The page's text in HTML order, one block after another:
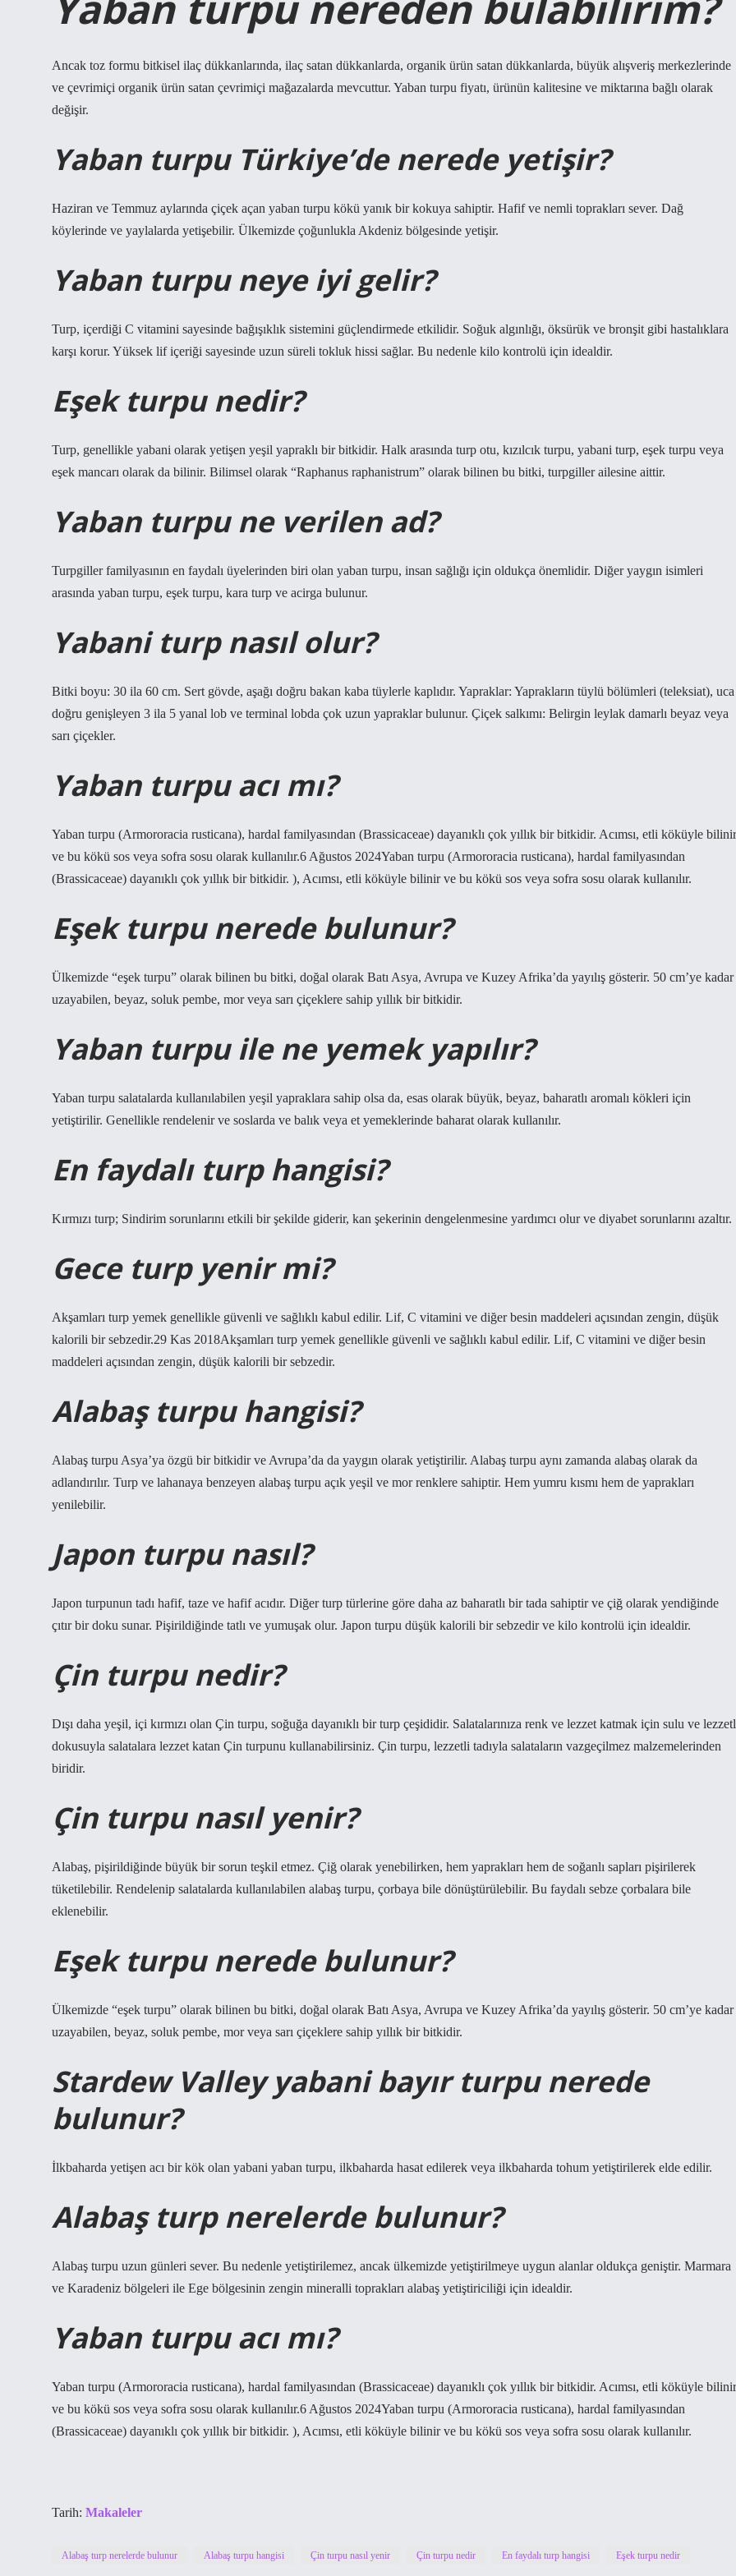
Ancak toz formu bitkisel ilaç dükkanlarında, ilaç satan dükkanlarda, organik ürün satan dükkanlarda, büyük alışveriş merkezlerinde
ve çevrimiçi organik ürün satan çevrimiçi mağazalarda mevcuttur. Yaban turpu fiyatı, ürünün kalitesine ve miktarına bağlı olarak
değişir.
Yaban turpu Türkiye’de nerede yetişir?
Haziran ve Temmuz aylarında çiçek açan yaban turpu kökü yanık bir kokuya sahiptir. Hafif ve nemli toprakları sever. Dağ
köylerinde ve yaylalarda yetişebilir. Ülkemizde çoğunlukla Akdeniz bölgesinde yetişir.
Yaban turpu neye iyi gelir?
Turp, içerdiği C vitamini sayesinde bağışıklık sistemini güçlendirmede etkilidir. Soğuk algınlığı, öksürük ve bronşit gibi hastalıklara
karşı korur. Yüksek lif içeriği sayesinde uzun süreli tokluk hissi sağlar. Bu nedenle kilo kontrolü için idealdir.
Eşek turpu nedir?
Turp, genellikle yabani olarak yetişen yeşil yapraklı bir bitkidir. Halk arasında turp otu, kızılcık turpu, yabani turp, eşek turpu veya
eşek mancarı olarak da bilinir. Bilimsel olarak “Raphanus raphanistrum” olarak bilinen bu bitki, turpgiller ailesine aittir.
Yaban turpu ne verilen ad?
Turpgiller familyasının en faydalı üyelerinden biri olan yaban turpu, insan sağlığı için oldukça önemlidir. Diğer yaygın isimleri
arasında yaban turpu, eşek turpu, kara turp ve acirga bulunur.
Yabani turp nasıl olur?
Bitki boyu: 30 ila 60 cm. Sert gövde, aşağı doğru bakan kaba tüylerle kaplıdır. Yapraklar: Yaprakların tüylü bölümleri (teleksiat), uca
doğru genişleyen 3 ila 5 yanal lob ve terminal lobda çok uzun yapraklar bulunur. Çiçek salkımı: Belirgin leylak damarlı beyaz veya
sarı çiçekler.
Yaban turpu acı mı?
Yaban turpu (Armororacia rusticana), hardal familyasından (Brassicaceae) dayanıklı çok yıllık bir bitkidir. Acımsı, etli köküyle bilinir
ve bu kökü sos veya sofra sosu olarak kullanılır.6 Ağustos 2024Yaban turpu (Armororacia rusticana), hardal familyasından
(Brassicaceae) dayanıklı çok yıllık bir bitkidir. ), Acımsı, etli köküyle bilinir ve bu kökü sos veya sofra sosu olarak kullanılır.
Eşek turpu nerede bulunur?
Ülkemizde “eşek turpu” olarak bilinen bu bitki, doğal olarak Batı Asya, Avrupa ve Kuzey Afrika’da yayılış gösterir. 50 cm’ye kadar
uzayabilen, beyaz, soluk pembe, mor veya sarı çiçeklere sahip yıllık bir bitkidir.
Yaban turpu ile ne yemek yapılır?
Yaban turpu salatalarda kullanılabilen yeşil yapraklara sahip olsa da, esas olarak büyük, beyaz, baharatlı aromalı kökleri için
yetiştirilir. Genellikle rendelenir ve soslarda ve balık veya et yemeklerinde baharat olarak kullanılır.
En faydalı turp hangisi?
Kırmızı turp; Sindirim sorunlarını etkili bir şekilde giderir, kan şekerinin dengelenmesine yardımcı olur ve diyabet sorunlarını azaltır.
Gece turp yenir mi?
Akşamları turp yemek genellikle güvenli ve sağlıklı kabul edilir. Lif, C vitamini ve diğer besin maddeleri açısından zengin, düşük
kalorili bir sebzedir.29 Kas 2018Akşamları turp yemek genellikle güvenli ve sağlıklı kabul edilir. Lif, C vitamini ve diğer besin
maddeleri açısından zengin, düşük kalorili bir sebzedir.
Alabaş turpu hangisi?
Alabaş turpu Asya’ya özgü bir bitkidir ve Avrupa’da da yaygın olarak yetiştirilir. Alabaş turpu aynı zamanda alabaş olarak da
adlandırılır. Turp ve lahanaya benzeyen alabaş turpu açık yeşil ve mor renklere sahiptir. Hem yumru kısmı hem de yaprakları
yenilebilir.
Japon turpu nasıl?
Japon turpunun tadı hafif, taze ve hafif acıdır. Diğer turp türlerine göre daha az baharatlı bir tada sahiptir ve çiğ olarak yendiğinde
çıtır bir doku sunar. Pişirildiğinde tatlı ve yumuşak olur. Japon turpu düşük kalorili bir sebzedir ve kilo kontrolü için idealdir.
Çin turpu nedir?
Dışı daha yeşil, içi kırmızı olan Çin turpu, soğuğa dayanıklı bir turp çeşididir. Salatalarınıza renk ve lezzet katmak için sulu ve
dokusuyla salatalara lezzet katan Çin turpunu kullanabilirsiniz. Çin turpu, lezzetli tadıyla salataların vazgeçilmez malzemelerinden
biridir.
Çin turpu nasıl yenir?
Alabaş, pişirildiğinde büyük bir sorun teşkil etmez. Çiğ olarak yenebilirken, hem yaprakları hem de soğanlı sapları pişirilerek
tüketilebilir. Rendelenip salatalarda kullanılabilen alabaş turpu, çorbaya bile dönüştürülebilir. Bu faydalı sebze çorbalara bile
eklenebilir.
Eşek turpu nerede bulunur?
Ülkemizde “eşek turpu” olarak bilinen bu bitki, doğal olarak Batı Asya, Avrupa ve Kuzey Afrika’da yayılış gösterir. 50 cm’ye kadar
uzayabilen, beyaz, soluk pembe, mor veya sarı çiçeklere sahip yıllık bir bitkidir.
Stardew Valley yabani bayır turpu nerede
bulunur?
İlkbaharda yetişen acı bir kök olan yabani yaban turpu, ilkbaharda hasat edilerek veya ilkbaharda tohum yetiştirilerek elde edilir.
Alabaş turp nerelerde bulunur?
Alabaş turpu uzun günleri sever. Bu nedenle yetiştirilemez, ancak ülkemizde yetiştirilmeye uygun alanlar oldukça geniştir. Marmara
ve Karadeniz bölgeleri ile Ege bölgesinin zengin mineralli toprakları alabaş yetiştiriciliği için idealdir.
Yaban turpu acı mı?
Yaban turpu (Armororacia rusticana), hardal familyasından (Brassicaceae) dayanıklı çok yıllık bir bitkidir. Acımsı, etli köküyle bilinir
ve bu kökü sos veya sofra sosu olarak kullanılır.6 Ağustos 2024Yaban turpu (Armororacia rusticana), hardal familyasından
(Brassicaceae) dayanıklı çok yıllık bir bitkidir. ), Acımsı, etli köküyle bilinir ve bu kökü sos veya sofra sosu olarak kullanılır.
Tarih: Makaleler
Alabaş turp nerelerde bulunur Alabaş turpu hangisi Çin turpu nasıl yenir Çin turpu nedir En faydalı turp hangisi Eşek turpu nedir